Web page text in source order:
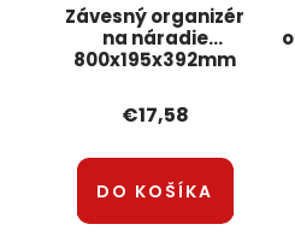
Závesný organizér
na náradie
800x195x392mm
€17,58
DO KOŠÍKA